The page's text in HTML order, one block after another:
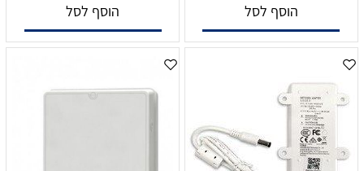
הוסף לסל הוסף לסל